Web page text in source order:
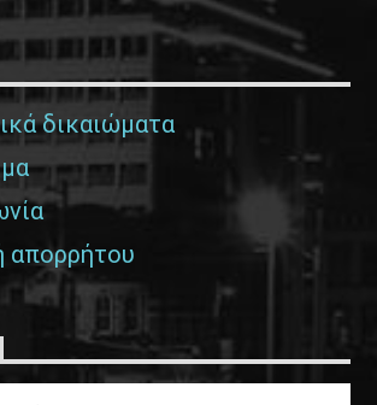
δικαιώματα
απορρήτου